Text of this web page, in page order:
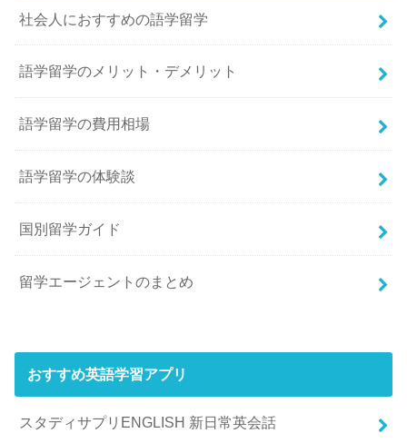
社会人におすすめの語学留学
語学留学のメリット・デメリット
語学留学の費用相場
語学留学の体験談
国別留学ガイド
留学エージェントのまとめ
おすすめ英語学習アプリ
スタディサプリENGLISH 新日常英会話